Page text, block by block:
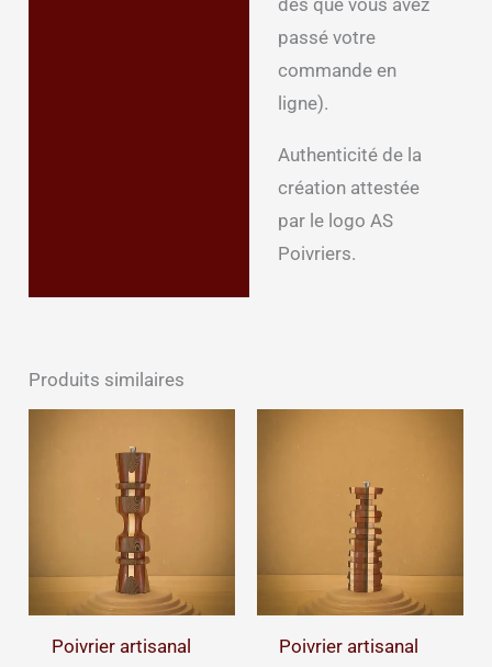
passé votre
commande en
ligne).
Authenticité de la
création attestée
par le logo AS
Poivriers.
Produits similaires
Poivrier artisanal
Poivrier artisanal